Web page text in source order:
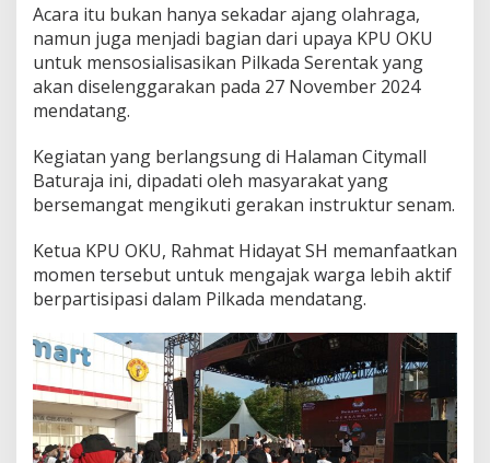
Acara itu bukan hanya sekadar ajang olahraga,
namun juga menjadi bagian dari upaya KPU OKU
untuk mensosialisasikan Pilkada Serentak yang
akan diselenggarakan pada 27 November 2024
mendatang.
Kegiatan yang berlangsung di Halaman Citymall
Baturaja ini, dipadati oleh masyarakat yang
bersemangat mengikuti gerakan instruktur senam.
Ketua KPU OKU, Rahmat Hidayat SH memanfaatkan
momen tersebut untuk mengajak warga lebih aktif
berpartisipasi dalam Pilkada mendatang.